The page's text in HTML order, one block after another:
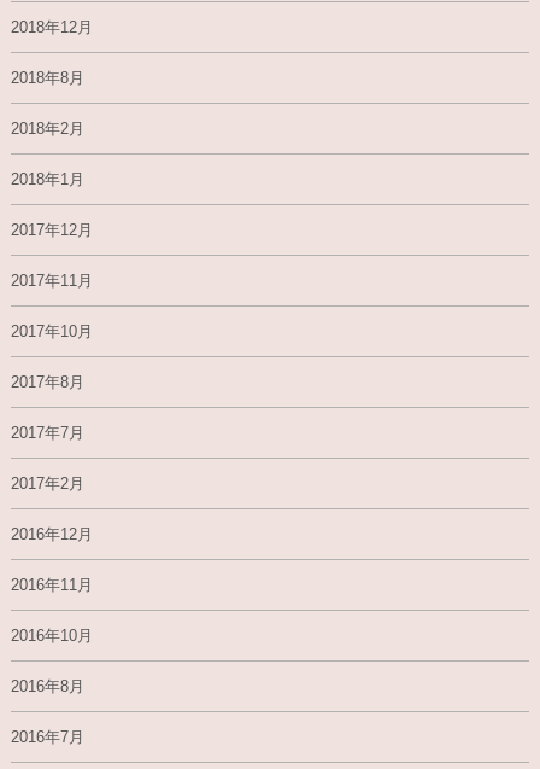
2018年12月
2018年8月
2018年2月
2018年1月
2017年12月
2017年11月
2017年10月
2017年8月
2017年7月
2017年2月
2016年12月
2016年11月
2016年10月
2016年8月
2016年7月